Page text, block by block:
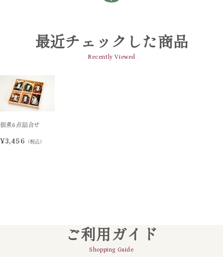
最近チェックした商品
Recently Viewed
佃煮6点詰合せ
¥3,456 （税込）
ご利用ガイド
Shopping Guide